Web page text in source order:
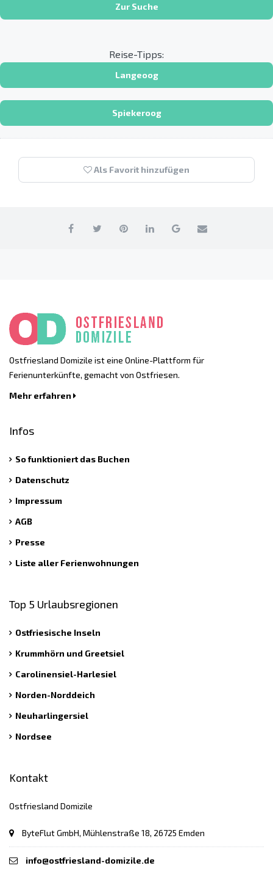
Zur Suche
Reise-Tipps:
Langeoog
Spiekeroog
Als Favorit hinzufügen
Ostfriesland Domizile ist eine Online-Plattform für
Ferienunterkünfte, gemacht von Ostfriesen.
Mehr erfahren
Infos
So funktioniert das Buchen
Datenschutz
Impressum
AGB
Presse
Liste aller Ferienwohnungen
Top 5 Urlaubsregionen
Ostfriesische Inseln
Krummhörn und Greetsiel
Carolinensiel-Harlesiel
Norden-Norddeich
Neuharlingersiel
Nordsee
Kontakt
Ostfriesland Domizile
ByteFlut GmbH, Mühlenstraße 18, 26725 Emden
info@ostfriesland-domizile.de